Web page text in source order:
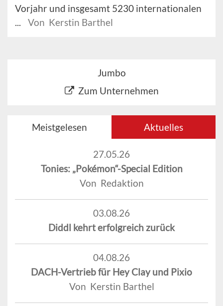
Vorjahr und insgesamt 5230 internationalen
...
Von Kerstin Barthel
Jumbo
Zum Unternehmen
Meistgelesen Aktuelles
27.05.26
Tonies: „Pokémon“-Special Edition
Von Redaktion
03.08.26
Diddl kehrt erfolgreich zurück
04.08.26
DACH-Vertrieb für Hey Clay und Pixio
Von Kerstin Barthel